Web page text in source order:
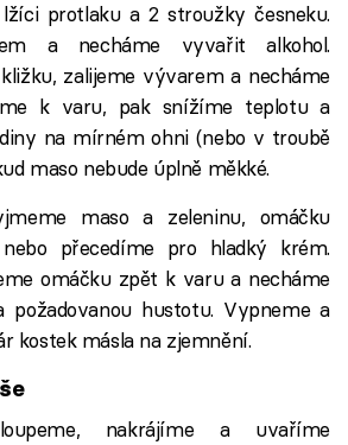
protlaku a 2 stroužky česneku.
a necháme vyvařit alkohol.
zalijeme vývarem a necháme
k varu, pak snížíme teplotu a
na mírném ohni (nebo v troubě
maso nebude úplně měkké.
maso a zeleninu, omáčku
přecedíme pro hladký krém.
omáčku zpět k varu a necháme
požadovanou hustotu. Vypneme a
kostek másla na zjemnění.
nakrájíme a uvaříme